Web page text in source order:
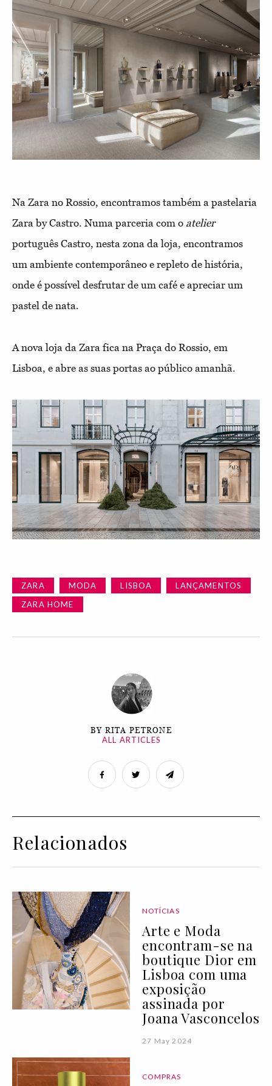
Na Zara no Rossio, encontramos também a pastelaria
Zara by Castro. Numa parceria com o atelier
português Castro, nesta zona da loja, encontramos
um ambiente contemporâneo e repleto de história,
onde é possível desfrutar de um café e apreciar um
pastel de nata.
A nova loja da Zara fica na Praça do Rossio, em
Lisboa, e abre as suas portas ao público amanhã.
ZARA MODA LISBOA
LANÇAMENTOS
ZARA HOME
BY RITA PETRONE
ALL ARTICLES
Relacionados
NOTÍCIAS
Arte e Moda
encontram-se na
boutique Dior em
Lisboa com uma
exposição
assinada por
Joana Vasconcelos
27 May 2024
COMPRAS